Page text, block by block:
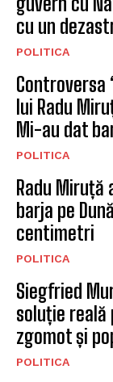
cu un
POLITICA
Controversa
lui Radu
Mi-au dat
POLITICA
Radu Miruță
barja pe
centimetri
POLITICA
Siegfried
soluție
zgomot și
POLITICA